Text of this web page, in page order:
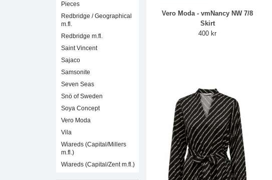
Pieces
Redbridge / Geographical
m.fl.
Redbridge m.fl.
Saint Vincent
Sajaco
Samsonite
Seven Seas
Snö of Sweden
Soya Concept
Vero Moda
Vila
Wiareds (Capital/Millers
m.fl.)
Wiareds (Capital/Zent m.fl.)
Vero Moda - vmNancy NW 7/8
Skirt
400 kr